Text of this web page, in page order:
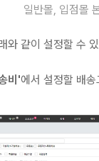
일반몰, 입점몰
와 같이 설정할 수
비'에서 설정할 배송